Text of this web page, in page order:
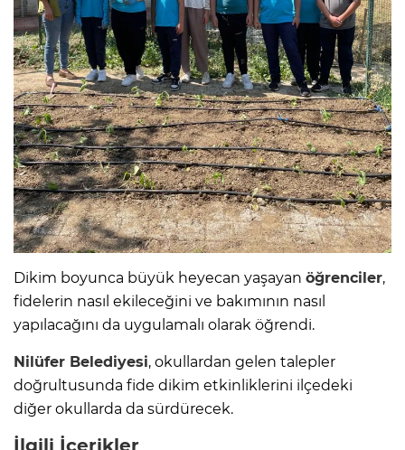
Dikim boyunca büyük heyecan yaşayan öğrenciler,
fidelerin nasıl ekileceğini ve bakımının nasıl
yapılacağını da uygulamalı olarak öğrendi.
Nilüfer Belediyesi, okullardan gelen talepler
doğrultusunda fide dikim etkinliklerini ilçedeki
diğer okullarda da sürdürecek.